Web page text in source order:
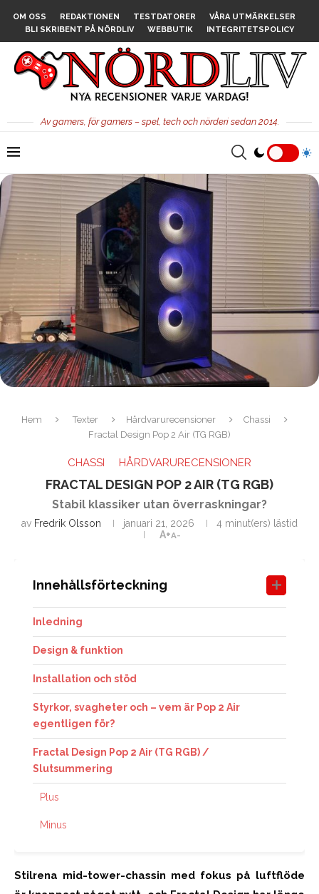
OM OSS REDAKTIONEN TESTDATORER
VÅRA UTMÄRKELSER
BLI SKRIBENT PÅ NÖRDLIV
WEBBUTIK INTEGRITETSPOLICY
Av gamers, för gamers – spel, tech och nörderi sedan 2014.
Hem Texter Hårdvarurecensioner
Chassi
Fractal Design Pop 2 Air (TG RGB)
CHASSI HÅRDVARURECENSIONER
FRACTAL DESIGN POP 2 AIR (TG RGB)
Stabil klassiker utan överraskningar?
av Fredrik Olsson januari 21, 2026
4 minut(ers) lästid
A+A-
Innehållsförteckning
Inledning
Design & funktion
Installation och stöd
Styrkor, svagheter och – vem är Pop 2 Air
egentligen för?
Fractal Design Pop 2 Air (TG RGB) /
Slutsummering
Plus
Minus
Stilrena mid-tower-chassin med fokus på luftflöde